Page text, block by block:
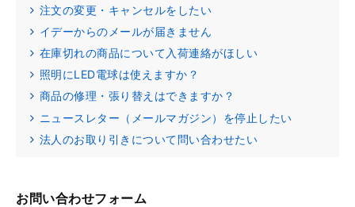
注文の変更・キャンセルをしたい
イデーからのメールが届きません
在庫切れの商品について入荷連絡がほしい
照明にLED電球は使えますか？
商品の修理・張り替えはできますか？
ニュースレター（メールマガジン）を停止したい
法人のお取り引きについて問い合わせたい
お問い合わせフォーム